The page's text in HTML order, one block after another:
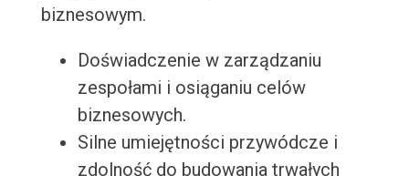
biznesowym.
Doświadczenie w zarządzaniu
zespołami i osiąganiu celów
biznesowych.
Silne umiejętności przywódcze i
zdolność do budowania trwałych